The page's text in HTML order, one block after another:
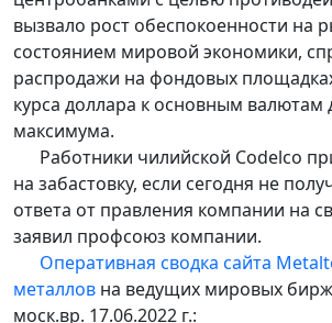
вызвало рост обеспокоенности на
состоянием мировой экономики,
распродажи на фондовых
курса доллара к основным валютам
максимума.
Работники чилийской Codelco
на забастовку, если сегодня не
ответа от правления компании на
заявил профсоюз компании.
Оперативная сводка сайта
металлов на ведущих мировых
моск.вр. 17.06.2022 г.: